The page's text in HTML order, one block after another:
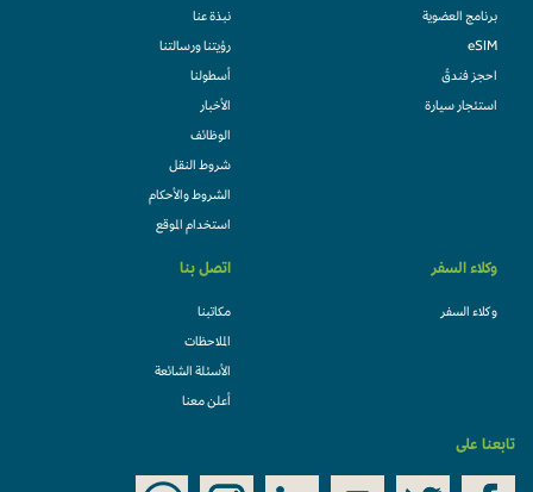
برنامج العضوية
eSIM
احجز فندقً
استئجار سيارة
نبذة عنا
رؤيتنا ورسالتنا
أسطولنا
الأخبار
الوظائف
شروط النقل
الشروط والأحكام
استخدام الموقع
وكلاء السفر
وكلاء السفر
اتصل بنا
مكاتبنا
الملاحظات
الأسئلة الشائعة
أعلن معنا
تابعنا على